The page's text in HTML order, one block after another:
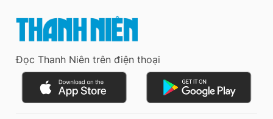
Đọc Thanh Niên trên điện thoại